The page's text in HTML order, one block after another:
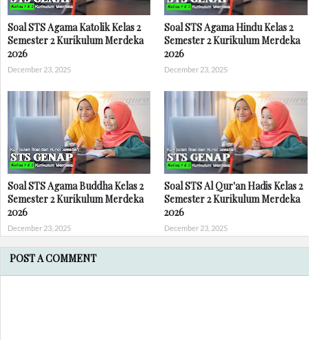
Soal STS Agama Katolik Kelas 2
Semester 2 Kurikulum Merdeka
2026
December 23, 2025
Soal STS Agama Hindu Kelas 2
Semester 2 Kurikulum Merdeka
2026
December 23, 2025
Soal STS Agama Buddha Kelas 2
Semester 2 Kurikulum Merdeka
2026
December 23, 2025
Soal STS Al Qur'an Hadis Kelas 2
Semester 2 Kurikulum Merdeka
2026
December 23, 2025
POST A COMMENT